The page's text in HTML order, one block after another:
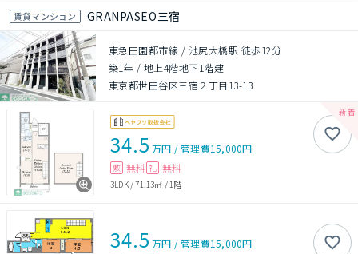
賃貸マンション GRANPASEO三宿
東急田園都市線 / 池尻大橋駅 徒歩12分
築1年 / 地上4階地下1階建
東京都世田谷区三宿２丁目13-13
34.5 万円 /管理費15,000円
敷 無料 礼 無料
3LDK/71.13㎡ /1階
34.5 万円 /管理費15,000円